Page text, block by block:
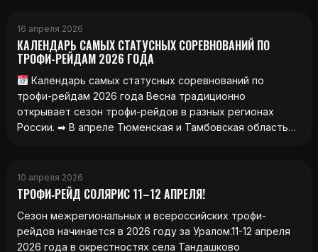
16 апреля 2026
КАЛЕНДАРЬ САМЫХ СТАТУСНЫХ СОРЕВНОВАНИЙ ПО
ТРОФИ-РЕЙДАМ 2026 ГОДА
Календарь самых статусных соревнований по
трофи-рейдам 2026 года Весна традиционно
открывает сезон трофи-рейдов в разных регионах
России. ➡ В апреле Тюменская и Тамбовская область…
10 апреля 2026
ТРОФИ‑РЕЙД СОЛЯРИС 11–12 АПРЕЛЯ!
Сезон межрегиональных и всероссийских трофи-
рейдов начинается в 2026 году за Уралом.11-12 апреля
2026 года в окрестностях села Тандашково